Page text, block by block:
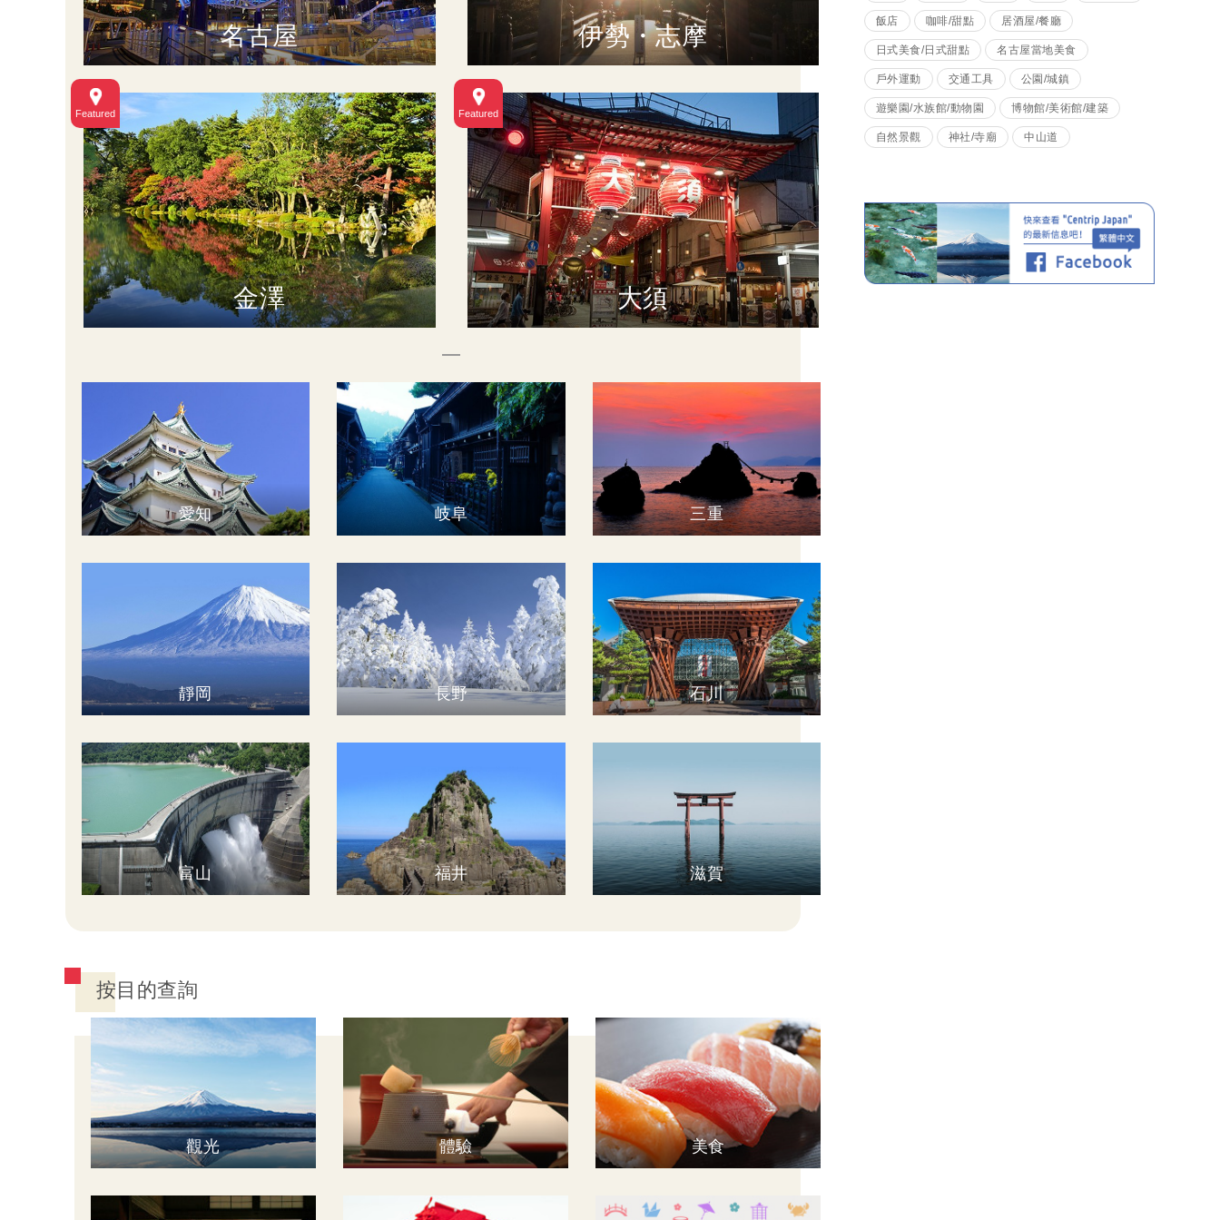
名古屋 伊勢・志摩
金澤 大須
愛知 岐阜 三重
靜岡 長野 石川
富山 福井 滋賀
按目的查詢
觀光 體驗 美食
飯店 咖啡/甜點 居酒屋/餐廳
日式美食/日式甜點 名古屋當地美食
戶外運動 交通工具 公園/城鎮
遊樂園/水族館/動物園 博物館/美術館/建築
自然景觀 神社/寺廟 中山道